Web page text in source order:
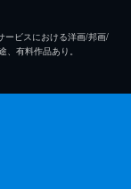
ービスにおける洋画/邦画/
有料作品あり。